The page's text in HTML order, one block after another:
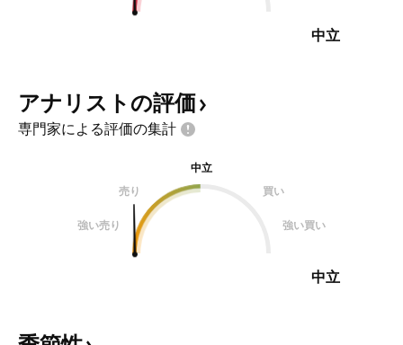
中立
アナリストの評価
専門家による評価の集計
中立
売り
買い
強い売り 強い買い
中立